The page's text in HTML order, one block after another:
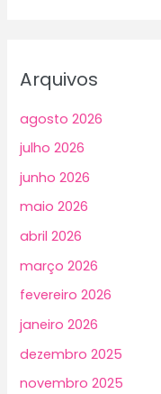
Arquivos
agosto 2026
julho 2026
junho 2026
maio 2026
abril 2026
março 2026
fevereiro 2026
janeiro 2026
dezembro 2025
novembro 2025